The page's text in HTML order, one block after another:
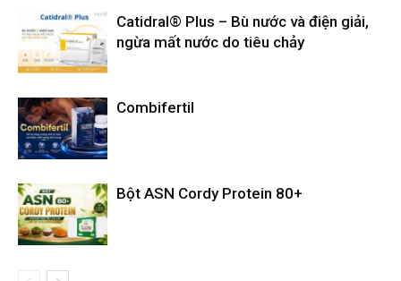
Catidral® Plus – Bù nước và điện giải,
ngừa mất nước do tiêu chảy
Combifertil
Bột ASN Cordy Protein 80+